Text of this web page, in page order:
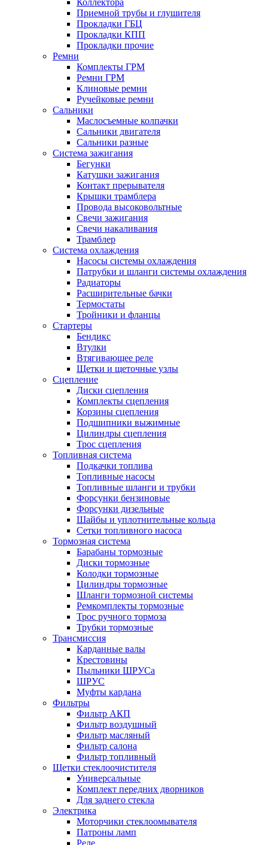
Коллектора
Приемной трубы и глушителя
Прокладки ГБЦ
Прокладки КПП
Прокладки прочие
Ремни
Комплекты ГРМ
Ремни ГРМ
Клиновые ремни
Ручейковые ремни
Сальники
Маслосъемные колпачки
Сальники двигателя
Сальники разные
Система зажигания
Бегунки
Катушки зажигания
Контакт прерывателя
Крышки трамблера
Провода высоковольтные
Свечи зажигания
Свечи накаливания
Трамблер
Система охлаждения
Насосы системы охлаждения
Патрубки и шланги системы охлаждения
Радиаторы
Расширительные бачки
Термостаты
Тройники и фланцы
Стартеры
Бендикс
Втулки
Втягивающее реле
Щетки и щеточные узлы
Сцепление
Диски сцепления
Комплекты сцепления
Корзины сцепления
Подшипники выжимные
Цилиндры сцепления
Трос сцепления
Топливная система
Подкачки топлива
Топливные насосы
Топливные шланги и трубки
Форсунки бензиновые
Форсунки дизельные
Шайбы и уплотнительные кольца
Сетки топливного насоса
Тормозная система
Барабаны тормозные
Диски тормозные
Колодки тормозные
Цилиндры тормозные
Шланги тормозной системы
Ремкомплекты тормозные
Трос ручного тормоза
Трубки тормозные
Трансмиссия
Карданные валы
Крестовины
Пыльники ШРУСа
ШРУС
Муфты кардана
Фильтры
Фильтр АКП
Фильтр воздушный
Фильтр масляный
Фильтр салона
Фильтр топливный
Щетки стеклоочистителя
Универсальные
Комплект передних дворников
Для заднего стекла
Электрика
Моторчики стеклоомывателя
Патроны ламп
Реле